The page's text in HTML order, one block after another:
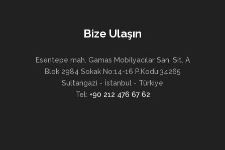
Bize Ulaşın
Esentepe mah. Gamas Mobilyacılar San. Sit. A
Blok 2984 Sokak No:14-16 P.Kodu:34265
Sultangazi - İstanbul - Türkiye
Tel: +90 212 476 67 62